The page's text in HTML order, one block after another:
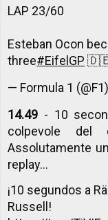
LAP 23/60
Esteban Ocon
three#EifelGP
— Formula 1 (@F1)
14.49 - 10
colpevole del
Assolutamente
replay...
¡10 segundos a
Russell!